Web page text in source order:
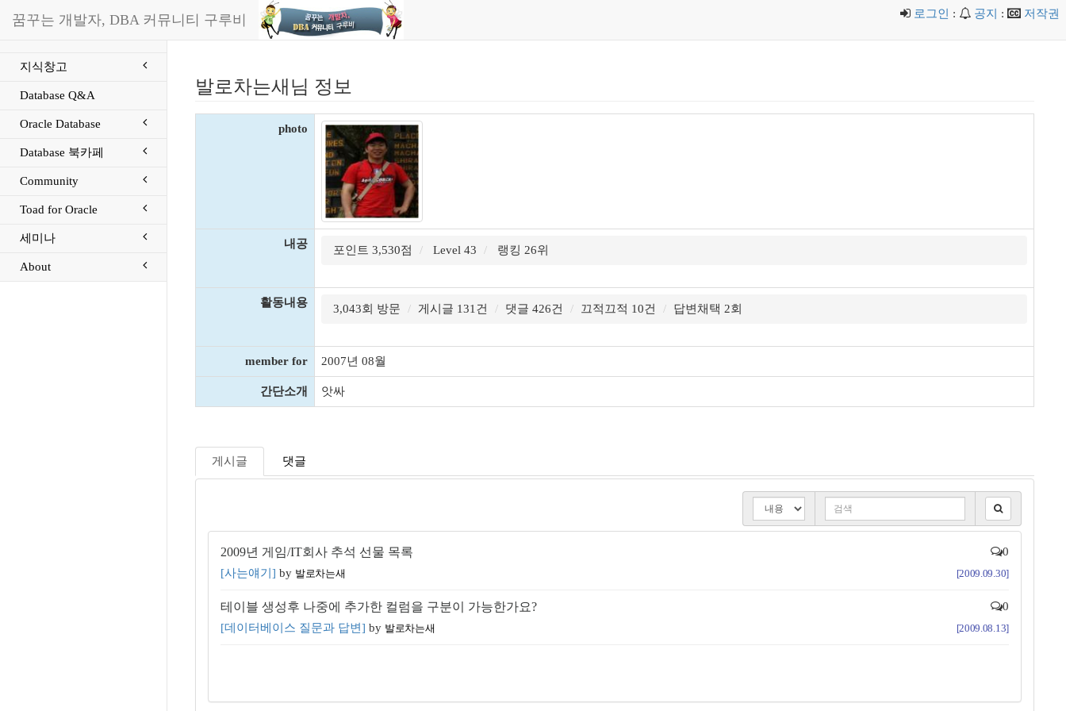
꿈꾸는 개발자, DBA 커뮤니티 구루비 로그인 : 공지 : 저작권
지식창고
Database Q&A
Oracle Database
Database 북카페
Community
Toad for Oracle
세미나
About
발로차는새님 정보
photo
내공 포인트 3,530점 Level 43 랭킹 26위
활동내용 3,043회 방문 게시글 131건 댓글 426건 끄적끄적 10건 답변채택 2회
member for 2007년 08월
간단소개 앗싸
게시글 댓글
2009년 게임/IT회사 추석 선물 목록 0
[사는얘기] by 발로차는새 [2009.09.30]
테이블 생성후 나중에 추가한 컬럼을 구분이 가능한가요? 0
[데이터베이스 질문과 답변] by 발로차는새 [2009.08.13]